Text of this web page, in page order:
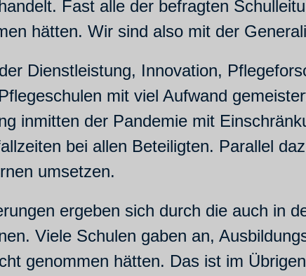
Fast alle der befragten
hätten. Wir sind also mit der
Dienstleistung, Innovation,
mit viel Aufwand
inmitten der Pandemie mit
bei allen Beteiligten. Parallel
umsetzen.
ergeben sich durch die auch in
Viele Schulen gaben an,
genommen hätten. Das ist im